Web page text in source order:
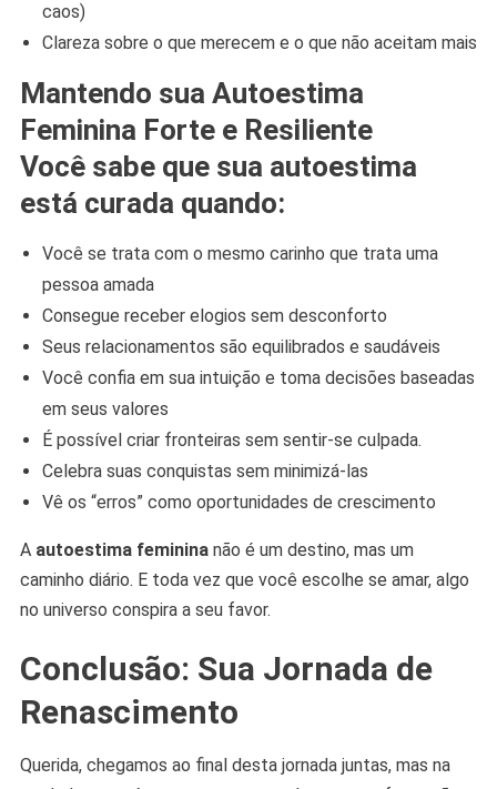
caos)
Clareza sobre o que merecem e o que não aceitam mais
Mantendo sua Autoestima
Feminina Forte e Resiliente
Você sabe que sua autoestima
está curada quando:
Você se trata com o mesmo carinho que trata uma
pessoa amada
Consegue receber elogios sem desconforto
Seus relacionamentos são equilibrados e saudáveis
​​Você confia em sua intuição e toma decisões baseadas
em seus valores
É possível criar fronteiras sem sentir-se culpada.
Celebra suas conquistas sem minimizá-las
Vê os “erros” como oportunidades de crescimento
A autoestima femininanão é um destino, mas um
caminho diário. E toda vez que você escolhe se amar, algo
no universo conspira a seu favor.
Conclusão: Sua Jornada de
Renascimento
Querida, chegamos ao final desta jornada juntas, mas na